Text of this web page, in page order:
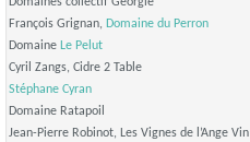
François Grignan, Domaine du Perron
Domaine Le Pelut
Cyril Zangs, Cidre 2 Table
Stéphane Cyran
Domaine Ratapoil
Jean-Pierre Robinot, Les Vignes de l’Ange Vin